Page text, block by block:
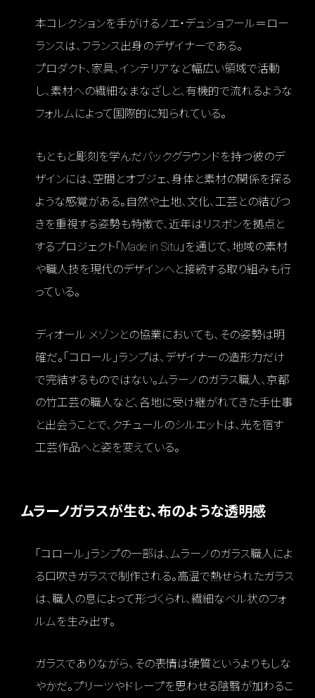
本コレクションを手がけるノエ・デュショフール＝ロー
ランスは、フランス出身のデザイナーである。
プロダクト、家具、インテリアなど幅広い領域で活動
し、素材への繊細なまなざしと、有機的で流れるような
フォルムによって国際的に知られている。
もともと彫刻を学んだバックグラウンドを持つ彼のデ
ザインには、空間とオブジェ、身体と素材の関係を探る
ような感覚がある。自然や土地、文化、工芸との結びつ
きを重視する姿勢も特徴で、近年はリスボンを拠点と
するプロジェクト「Made in Situ」を通じて、地域の素材
や職人技を現代のデザインへと接続する取り組みも行
っている。
ディオール メゾンとの協業においても、その姿勢は明
確だ。「コロール」ランプは、デザイナーの造形力だけ
で完結するものではない。ムラーノのガラス職人、京都
の竹工芸の職人など、各地に受け継がれてきた手仕事
と出会うことで、クチュールのシルエットは、光を宿す
工芸作品へと姿を変えている。
ムラーノガラスが生む、布のような透明感
「コロール」ランプの一部は、ムラーノのガラス職人によ
る口吹きガラスで制作される。高温で熱せられたガラス
は、職人の息によって形づくられ、繊細なベル状のフォ
ルムを生み出す。
ガラスでありながら、その表情は硬質というよりもしな
やかだ。プリーツやドレープを思わせる陰翳が加わるこ